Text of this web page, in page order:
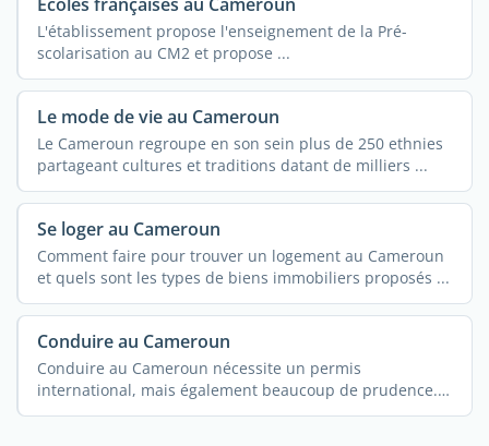
Ecoles françaises au Cameroun
L'établissement propose l'enseignement de la Pré-
scolarisation au CM2 et propose ...
Le mode de vie au Cameroun
Le Cameroun regroupe en son sein plus de 250 ethnies
partageant cultures et traditions datant de milliers ...
Se loger au Cameroun
Comment faire pour trouver un logement au Cameroun
et quels sont les types de biens immobiliers proposés ...
Conduire au Cameroun
Conduire au Cameroun nécessite un permis
international, mais également beaucoup de prudence.
...